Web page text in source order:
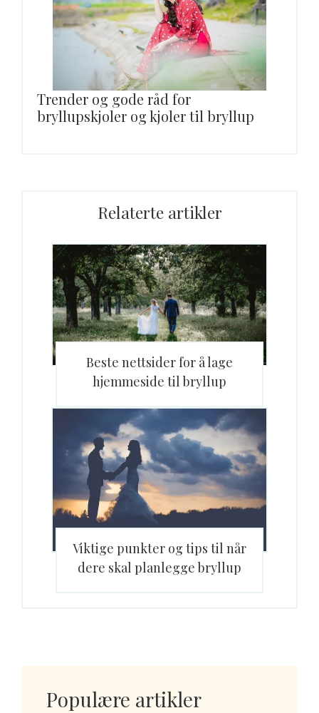
Trender og gode råd for
bryllupskjoler og kjoler til bryllup
Relaterte artikler
Beste nettsider for å lage
hjemmeside til bryllup
Viktige punkter og tips til når
dere skal planlegge bryllup
Populære artikler